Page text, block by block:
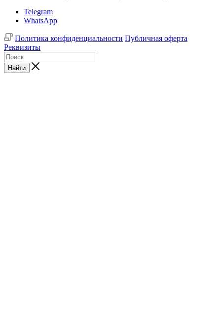
Telegram
WhatsApp
Политика конфиденциальности Публичная оферта
Реквизиты
Найти